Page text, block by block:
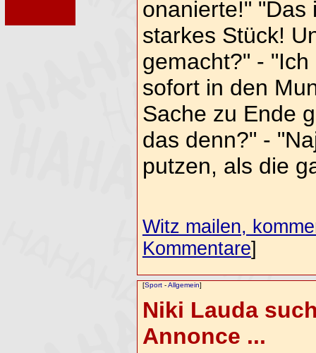
onanierte!" "Das
starkes Stück!
gemacht?" -
sofort in den
Sache zu Ende
das denn?" -
putzen, als die
Witz mailen,
Kommentare]
[Sport-Allgemein]
Niki Lauda
Annonce ...